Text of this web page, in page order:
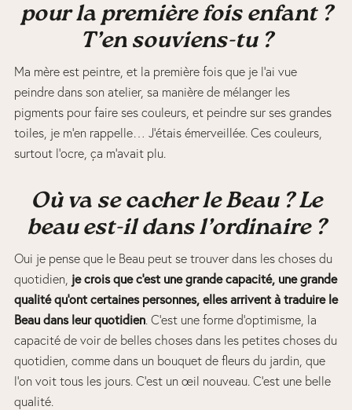
pour la première fois enfant ?
T’en souviens-tu ?
Ma mère est peintre, et la première fois que je l’ai vue
peindre dans son atelier, sa manière de mélanger les
pigments pour faire ses couleurs, et peindre sur ses grandes
toiles, je m’en rappelle… J’étais émerveillée. Ces couleurs,
surtout l’ocre, ça m’avait plu.
Où va se cacher le Beau ? Le
beau est-il dans l’ordinaire ?
Oui je pense que le Beau peut se trouver dans les choses du
quotidien, je crois que c’est une grande capacité, une grande
qualité qu’ont certaines personnes, elles arrivent à traduire le
Beau dans leur quotidien. C’est une forme d’optimisme, la
capacité de voir de belles choses dans les petites choses du
quotidien, comme dans un bouquet de fleurs du jardin, que
l’on voit tous les jours. C’est un œil nouveau. C’est une belle
qualité.